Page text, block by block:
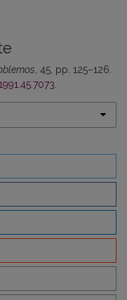
, 45, pp. 125–126.